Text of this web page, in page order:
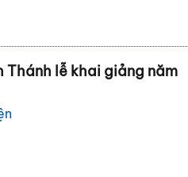
Thánh lễ khai giảng năm